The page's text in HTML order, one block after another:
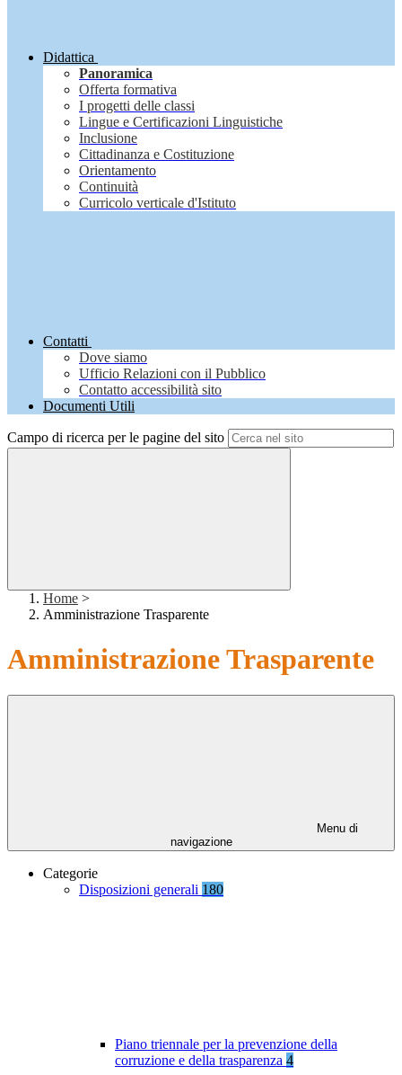
Didattica
Panoramica
Offerta formativa
I progetti delle classi
Lingue e Certificazioni Linguistiche
Inclusione
Cittadinanza e Costituzione
Orientamento
Continuità
Curricolo verticale d'Istituto
Contatti
Dove siamo
Ufficio Relazioni con il Pubblico
Contatto accessibilità sito
Documenti Utili
Campo di ricerca per le pagine del sito
Home >
Amministrazione Trasparente
Amministrazione Trasparente
Menu di
navigazione
Categorie
Disposizioni generali 180
Piano triennale per la prevenzione della
corruzione e della trasparenza 4